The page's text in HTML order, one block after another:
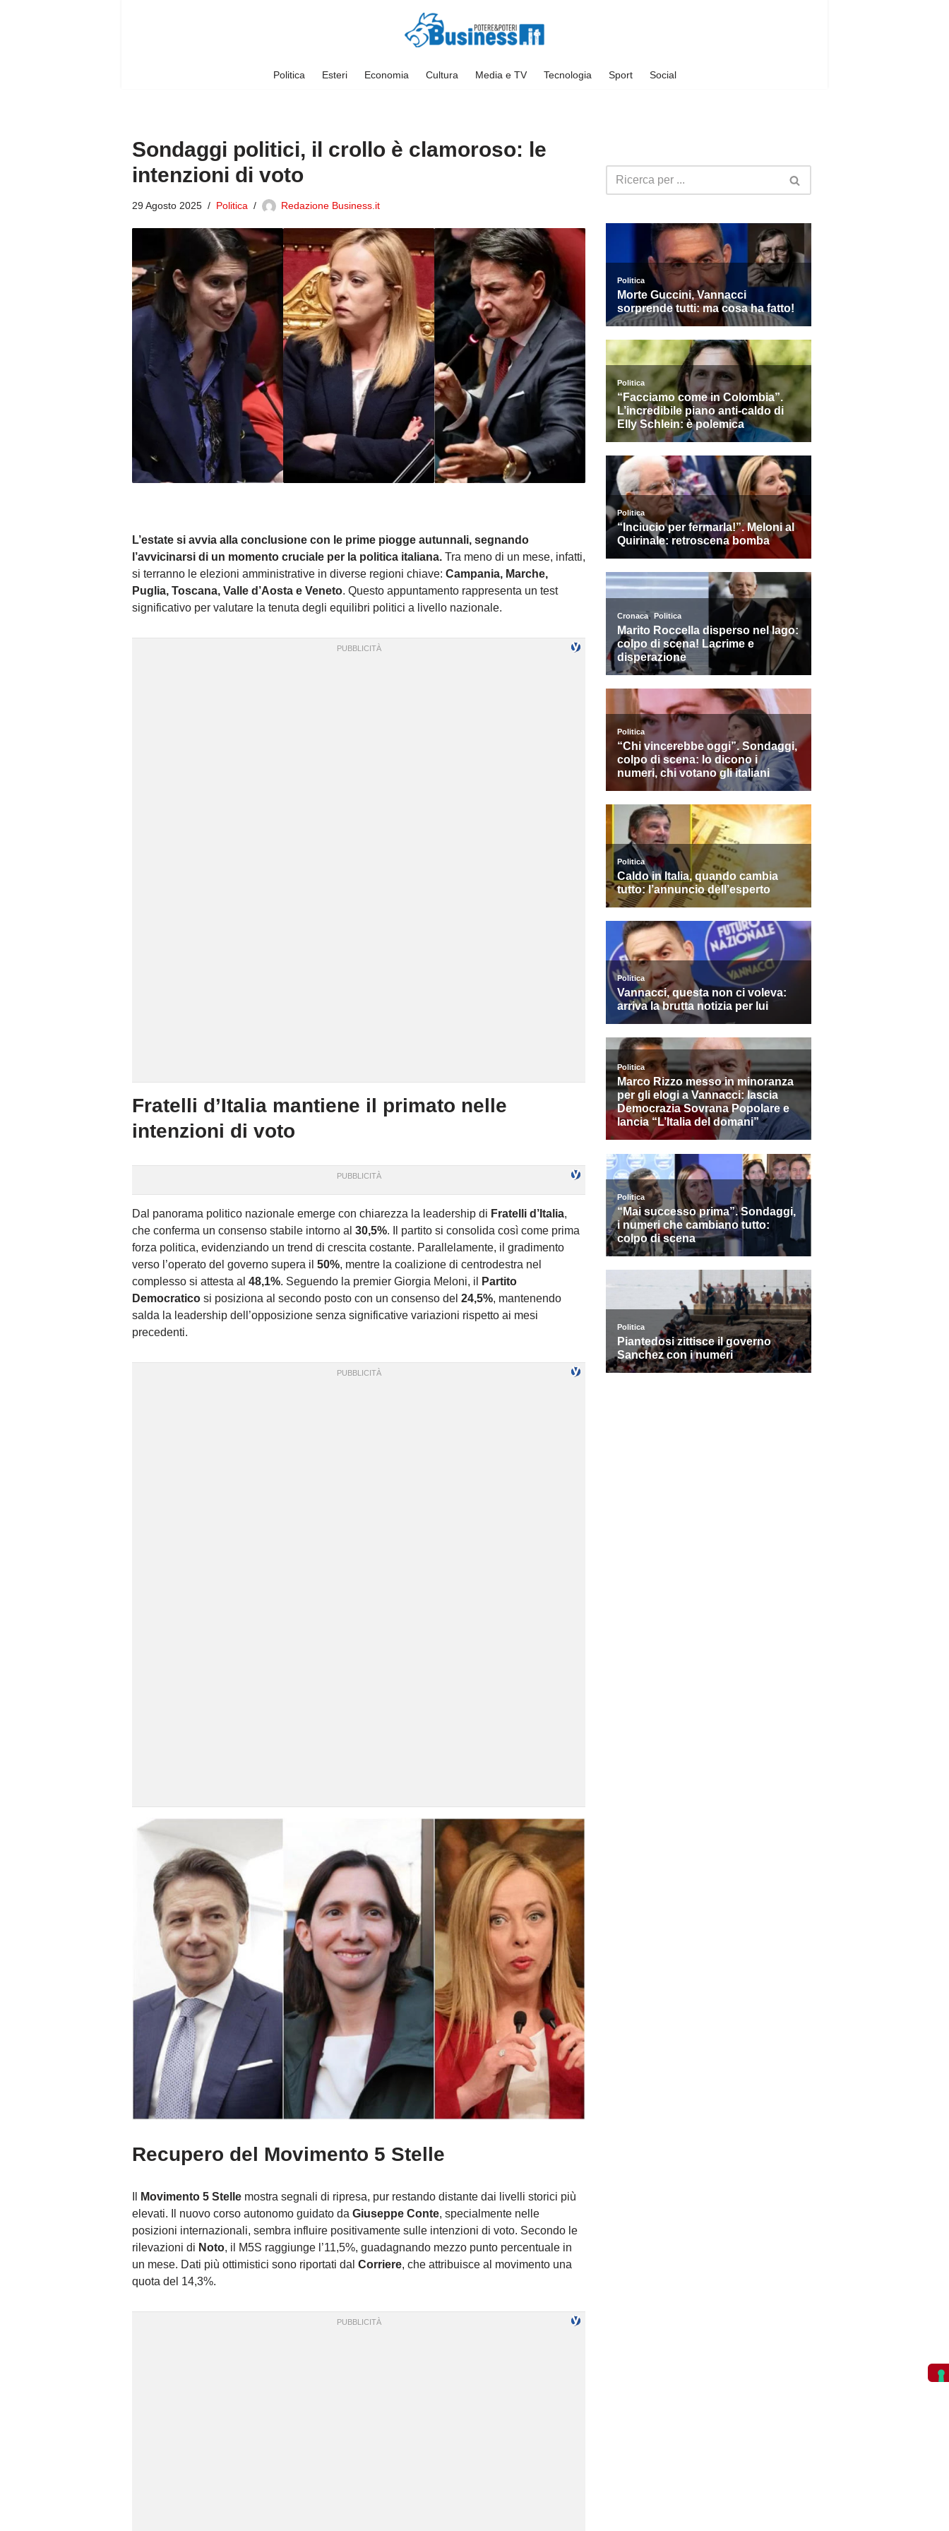
Politica Esteri Economia Cultura Media e TV Tecnologia Sport Social
Sondaggi politici, il crollo è clamoroso: le
intenzioni di voto
29 Agosto 2025 Politica Redazione Business.it
L’estate si avvia alla conclusione con le prime piogge autunnali, segnando
l’avvicinarsi di un momento cruciale per la politica italiana. Tra meno di un mese, infatti,
si terranno le elezioni amministrative in diverse regioni chiave: Campania, Marche,
Puglia, Toscana, Valle d’Aosta e Veneto. Questo appuntamento rappresenta un test
significativo per valutare la tenuta degli equilibri politici a livello nazionale.
Fratelli d’Italia mantiene il primato nelle
intenzioni di voto
Dal panorama politico nazionale emerge con chiarezza la leadership di Fratelli d’Italia,
che conferma un consenso stabile intorno al 30,5%. Il partito si consolida così come prima
forza politica, evidenziando un trend di crescita costante. Parallelamente, il gradimento
verso l’operato del governo supera il 50%, mentre la coalizione di centrodestra nel
complesso si attesta al 48,1%. Seguendo la premier Giorgia Meloni, il
Partito
Democratico si posiziona al secondo posto con un consenso del 24,5%, mantenendo
salda la leadership dell’opposizione senza significative variazioni rispetto ai mesi
precedenti.
Recupero del Movimento 5 Stelle
Movimento 5 Stelle mostra segnali di ripresa, pur restando distante dai livelli storici più
elevati. Il nuovo corso autonomo guidato da Giuseppe Conte, specialmente nelle
posizioni internazionali, sembra influire positivamente sulle intenzioni di voto. Secondo le
rilevazioni di Noto, il M5S raggiunge l’11,5%, guadagnando mezzo punto percentuale in
un mese. Dati più ottimistici sono riportati dal Corriere, che attribuisce al movimento una
quota del 14,3%.